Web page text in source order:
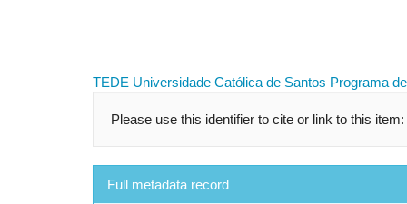
TEDE Universidade Católica de Santos Programa
Please use this identifier to cite or link to this item:
Full metadata record